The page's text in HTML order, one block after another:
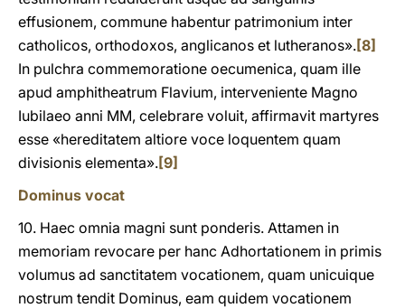
effusionem, commune habentur patrimonium inter
catholicos, orthodoxos, anglicanos et lutheranos».[8]
In pulchra commemoratione oecumenica, quam ille
apud amphitheatrum Flavium, interveniente Magno
Iubilaeo anni MM, celebrare voluit, affirmavit martyres
esse «hereditatem altiore voce loquentem quam
divisionis elementa».[9]
Dominus vocat
10. Haec omnia magni sunt ponderis. Attamen in
memoriam revocare per hanc Adhortationem in primis
volumus ad sanctitatem vocationem, quam unicuique
nostrum tendit Dominus, eam quidem vocationem